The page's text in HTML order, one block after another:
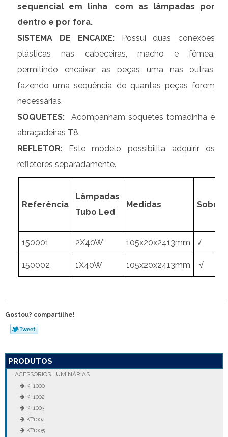
sequencial em linha
com as lâmpadas por
dentro e por fora.
SISTEMA DE ENCAIXE: Possui duas conexões
plásticas nas cabeceiras, macho e fêmea,
permitindo encaixar as peças uma nas outras,
fazendo uma sequência de quantas peças forem
necessárias.
SOQUETES: Acompanham soquetes tomadinha e
abraçadeiras T8.
REFLETOR: Este modelo possibilita adquirir os
refletores separadamente.
Referência
Lâmpadas
Tubo Led
Medidas
150001 2X40W 105x20x2413mm √
150002 1X40W 105x20x2413mm √
Gostou? compartilhe!
PRODUTOS
ACESSÓRIOS LUMINÁRIAS
KT1000
KT1002
KT1003
KT1004
KT1005